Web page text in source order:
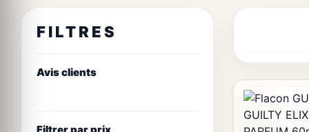
FILTRES
Avis clients